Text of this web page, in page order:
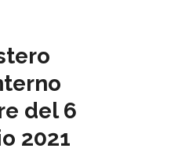
del 6
2021